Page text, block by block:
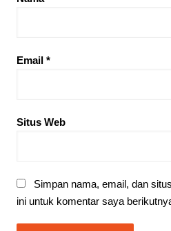
Email *
Situs Web
Simpan nama, email, dan
ini untuk komentar saya